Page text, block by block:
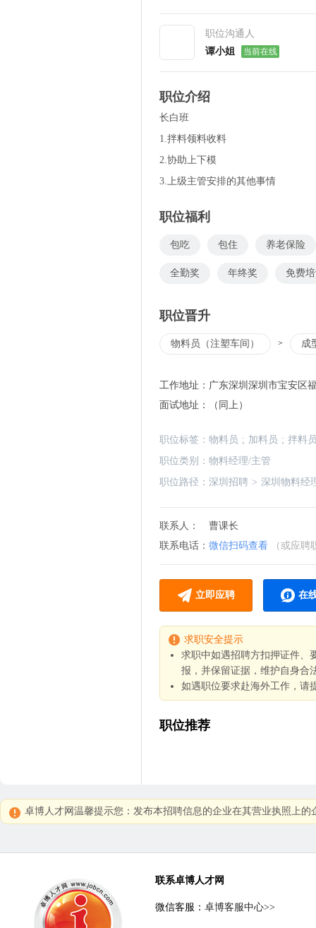
职位沟通人
谭小姐
当前在线
职位介绍
长白班
1.拌料领料收料
2.协助上下模
3.上级主管安排的其他事情
职位福利
包吃 包住 养老保险
全勤奖 年终奖 免费
职位晋升
物料员（注塑车间） > 成
工作地址： 广东深圳深圳市宝安区
面试地址：
（同上）
职位标签： 物料员 ; 加料员 ; 拌料
职位类别： 物料经理/主管
职位路径： 深圳招聘 > 深圳物料经
联系人：
曹课长
联系电话： 微信扫码查看 （或应聘
立即应聘 在
求职安全提示
求职中如遇招聘方扣押证件、
报，并保留证据，维护自身合
如遇职位要求赴海外工作，请
职位推荐
卓博人才网温馨提示您：发布本招聘信息的企业在其营业执照上的
联系卓博人才网
微信客服： 卓博客服中心>>